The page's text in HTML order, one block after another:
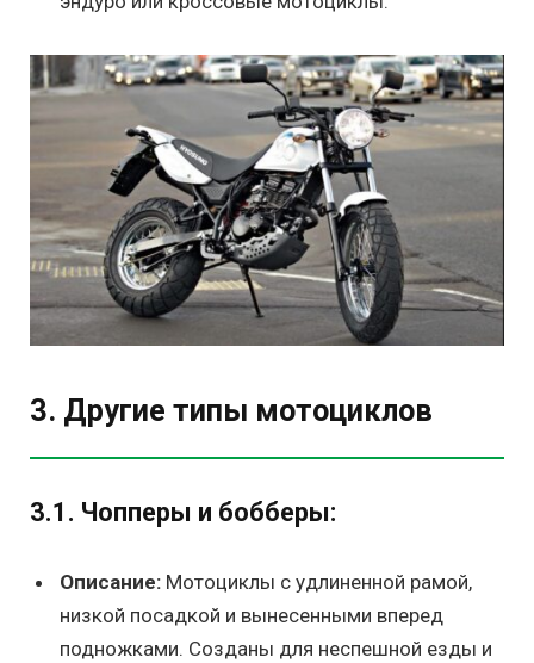
3. Другие типы мотоциклов
3.1. Чопперы и бобберы:
Описание: Мотоциклы с удлиненной рамой,
низкой посадкой и вынесенными вперед
подножками. Созданы для неспешной езды и